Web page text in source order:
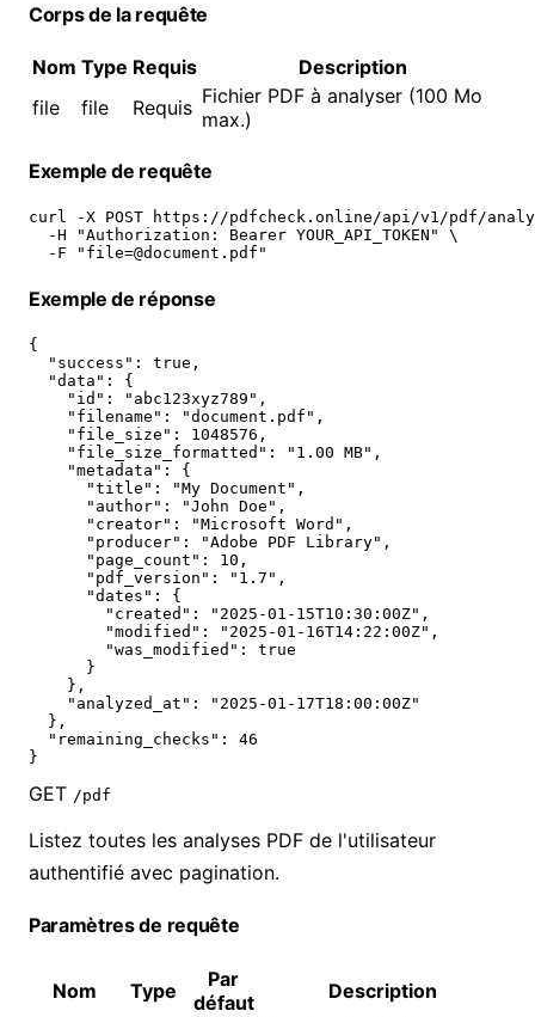
Corps de la requête
Nom Type Requis
Description
file
file Requis Fichier PDF à analyser (100 Mo
max.)
Exemple de requête
curl -X POST https://pdfcheck.online/api/v1/pdf/
  -H "Authorization: Bearer YOUR_API_TOKEN" \
  -F "file=@document.pdf"
Exemple de réponse
{
  "success": true,
  "data": {
    "id": "abc123xyz789",
    "filename": "document.pdf",
    "file_size": 1048576,
    "file_size_formatted": "1.00 MB",
    "metadata": {
      "title": "My Document",
      "author": "John Doe",
      "creator": "Microsoft Word",
      "producer": "Adobe PDF Library",
      "page_count": 10,
      "pdf_version": "1.7",
      "dates": {
        "created": "2025-01-15T10:30:00Z",
        "modified": "2025-01-16T14:22:00Z",
        "was_modified": true
      }
    },
    "analyzed_at": "2025-01-17T18:00:00Z"
  },
  "remaining_checks": 46
}
GET /pdf
Listez toutes les analyses PDF de l'utilisateur
authentifié avec pagination.
Paramètres de requête
Nom Type
Par
défaut
Description